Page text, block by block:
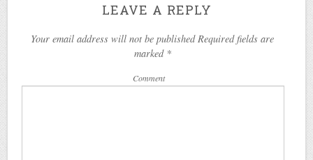
LEAVE A REPLY
Your email address will not be published Required fields are
marked *
Comment